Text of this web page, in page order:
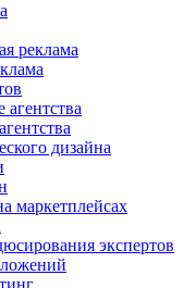
реклама
дизайна
маркетплейсах
экспертов